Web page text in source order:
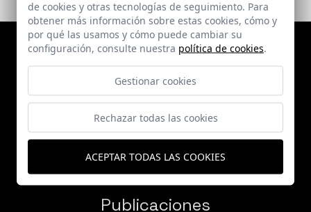
Proyectos
Publicaciones
de cookies y otras tecnologías de seguimiento. Para
obtener más información sobre estas cookies, cómo y
por qué las usamos y cómo puede cambiar su
configuración, consulte nuestra política de cookies.
Gestionar cookies
Rechazar todas las cookies
ACEPTAR TODAS LAS COOKIES